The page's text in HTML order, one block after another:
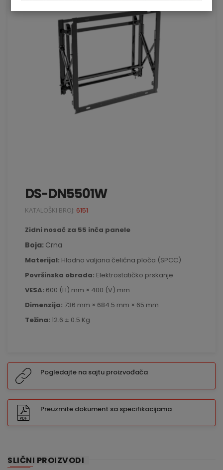
DS-DN5501W
KATALOŠKI BROJ: 6151
Zidni nosač za 55 inča panele
Boja: Crna
Materijal: Hladno valjana čelična ploča (SPCC)
Površinska obrada: Elektrostatičko prskanje
VESA: 600 (H) mm × 400 (V) mm
Dimenzija: 736 mm × 684.5 mm × 65 mm
Težina: 12.6 ± 0.5 Kg
Pogledajte na sajtu proizvođača
Preuzmite dokument sa specifikacijama
SLIČNI PROIZVODI